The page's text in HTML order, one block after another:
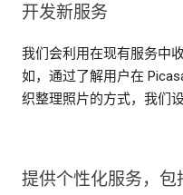
开发新服务
我们会利用在现有服务中
如，通过了解用户在
织整理照片的方式，我们
提供个性化服务，包